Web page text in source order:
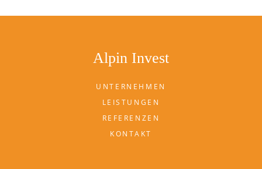
Alpin Invest
UNTERNEHMEN
LEISTUNGEN
REFERENZEN
KONTAKT